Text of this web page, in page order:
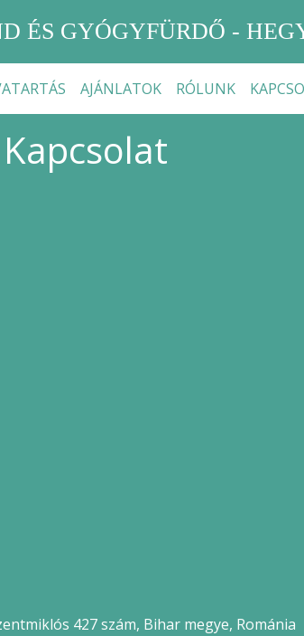
ÉS GYÓGYFÜRDŐ -
AJÁNLATOK RÓLUNK
Kapcsolat
427 szám, Bihar megye, Románia